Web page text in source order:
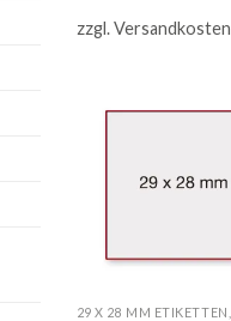
zzgl.Versandkosten